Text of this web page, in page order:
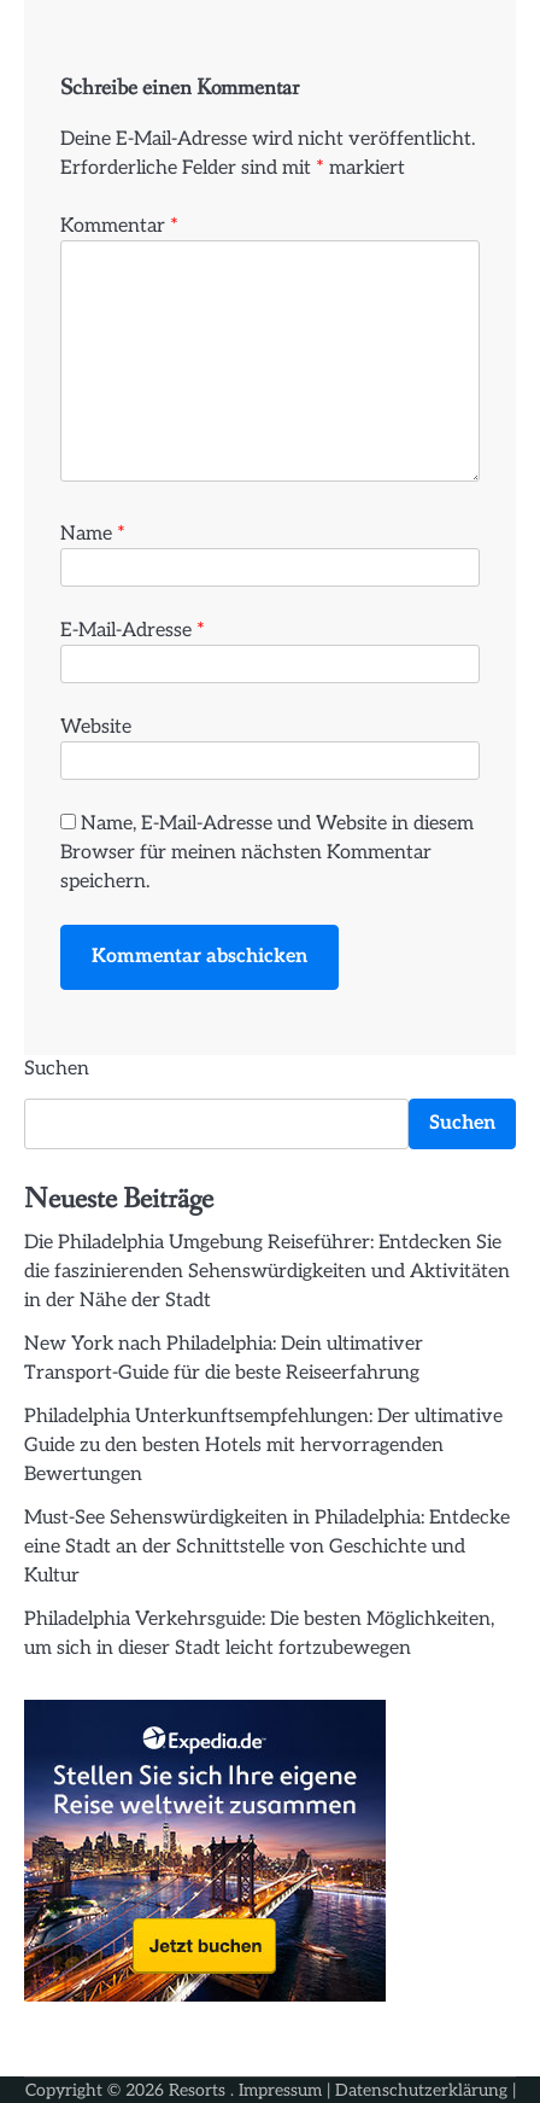
Schreibe einen Kommentar
Deine E-Mail-Adresse wird nicht veröffentlicht.
Erforderliche Felder sind mit * markiert
Kommentar *
Name *
E-Mail-Adresse *
Website
Name, E-Mail-Adresse und Website in diesem
Browser für meinen nächsten Kommentar
speichern.
Suchen
Suchen
Neueste Beiträge
Die Philadelphia Umgebung Reiseführer: Entdecken Sie
die faszinierenden Sehenswürdigkeiten und Aktivitäten
in der Nähe der Stadt
New York nach Philadelphia: Dein ultimativer
Transport-Guide für die beste Reiseerfahrung
Philadelphia Unterkunftsempfehlungen: Der ultimative
Guide zu den besten Hotels mit hervorragenden
Bewertungen
Must-See Sehenswürdigkeiten in Philadelphia: Entdecke
eine Stadt an der Schnittstelle von Geschichte und
Kultur
Philadelphia Verkehrsguide: Die besten Möglichkeiten,
um sich in dieser Stadt leicht fortzubewegen
Copyright © 2026 Resorts. Impressum| Datenschutzerklärung|